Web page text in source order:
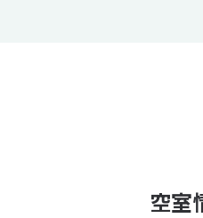
空室